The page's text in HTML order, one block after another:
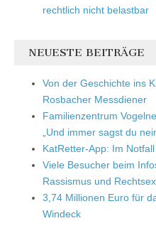
rechtlich nicht belastbar
NEUESTE BEITRÄGE
Von der Geschichte ins
Rosbacher Messdiener
Familienzentrum
„Und immer sagst du
KatRetter-App: Im
Viele Besucher beim
Rassismus und
3,74 Millionen Euro für
Windeck